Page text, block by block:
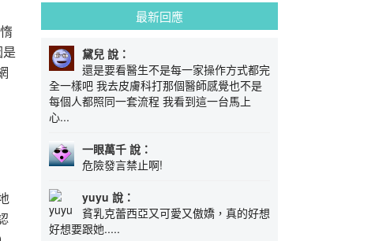
最新回應
黛兒 說：
還是要看醫生不是每一家操作方式都完
全一樣吧 我去皮膚科打那個醫師感覺也不是
每個人都照同一套流程 我看到這一台馬上
心...
一眼萬千 說：
危險發言禁止啊!
yuyu 說：
貧乳克蕾西亞又可愛又傲嬌，真的好想
好想要跟她.....